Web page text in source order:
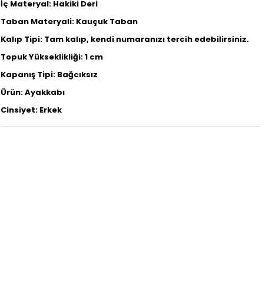
İç Materyal: Hakiki Deri
Taban Materyali: Kauçuk Taban
Kalıp Tipi: Tam kalıp, kendi numaranızı tercih edebilirsiniz.
Topuk Yükseklikliği: 1 cm
Kapanış Tipi: Bağcıksız
Ürün: Ayakkabı
Cinsiyet: Erkek